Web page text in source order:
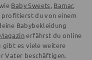
Baby Sweets, Bamar,
du von einem
Babybekleidung
erfährst du online
gibt es viele weitere
Vater beschäftigen.